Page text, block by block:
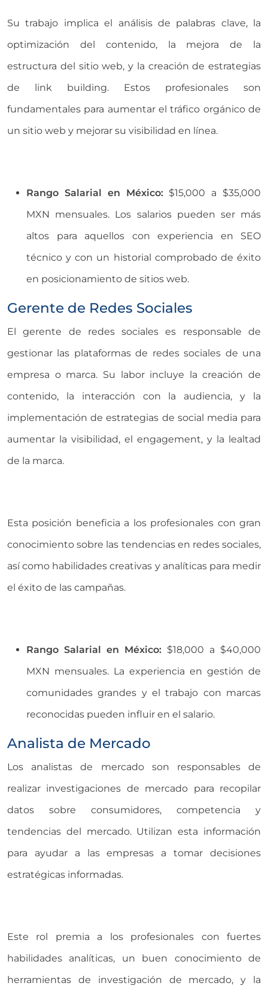
Su trabajo implica el análisis de palabras clave, la
optimización del contenido, la mejora de la
estructura del sitio web, y la creación de estrategias
de link building. Estos profesionales son
fundamentales para aumentar el tráfico orgánico de
un sitio web y mejorar su visibilidad en línea.
Rango Salarial en México:$15,000 a $35,000
MXN mensuales. Los salarios pueden ser más
altos para aquellos con experiencia en SEO
técnico y con un historial comprobado de éxito
en posicionamiento de sitios web.
Gerente de Redes Sociales
El gerente de redes sociales es responsable de
gestionar las plataformas de redes sociales de una
empresa o marca. Su labor incluye la creación de
contenido, la interacción con la audiencia, y la
implementación de estrategias de social media para
aumentar la visibilidad, el engagement, y la lealtad
de la marca.
Esta posición beneficia a los profesionales con gran
conocimiento sobre las tendencias en redes sociales,
así como habilidades creativas y analíticas para medir
el éxito de las campañas.
Rango Salarial en México: $18,000 a $40,000
MXN mensuales. La experiencia en gestión de
comunidades grandes y el trabajo con marcas
reconocidas pueden influir en el salario.
Analista de Mercado
Los analistas de mercado son responsables de
realizar investigaciones de mercado para recopilar
datos sobre consumidores, competencia y
tendencias del mercado. Utilizan esta información
para ayudar a las empresas a tomar decisiones
estratégicas informadas.
Este rol premia a los profesionales con fuertes
habilidades analíticas, un buen conocimiento de
herramientas de investigación de mercado, y la